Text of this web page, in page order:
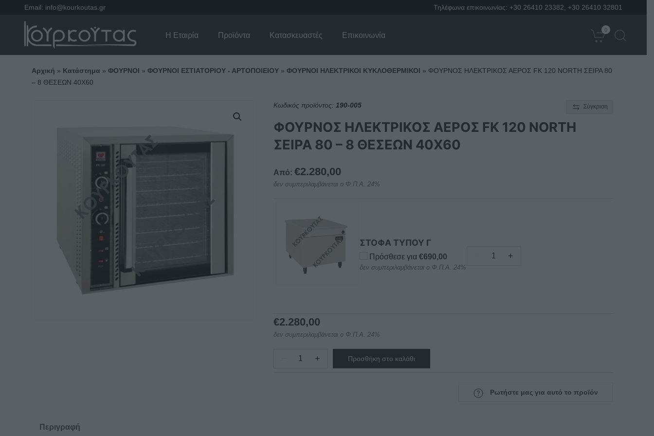
Email: info@kourkoutas.gr Τηλέφωνα επικοινωνίας: +30 26410 23382 +30 26410 32801
Η Εταιρία Προϊόντα Κατασκευαστές Επικοινωνία
0
Αρχική » Κατάστημα » ΦΟΥΡΝΟΙ » ΦΟΥΡΝΟΙ ΕΣΤΙΑΤΟΡΙΟΥ - ΑΡΤΟΠΟΙΕΙΟΥ» ΦΟΥΡΝΟΙ ΗΛΕΚΤΡΙΚΟΙ ΚΥΚΛΟΘΕΡΜΙΚΟΙ » ΦΟΥΡΝΟΣ ΗΛΕΚΤΡΙΚΟΣ ΑΕΡΟΣ FK 120 NORTH ΣΕΙΡΑ 80
– 8 ΘΕΣΕΩΝ 40Χ60
Κωδικός προϊόντος: 190-005 Σύγκριση
ΦΟΥΡΝΟΣ ΗΛΕΚΤΡΙΚΟΣ ΑΕΡΟΣ FK 120 NORTH
ΣΕΙΡΑ 80 – 8 ΘΕΣΕΩΝ 40Χ60
Από: €2.280,00
δεν συμπεριλαμβάνεται ο Φ.Π.Α. 24%
ΣΤΟΦΑ ΤΥΠΟΥ Γ
Πρόσθεσε για €690,00
δεν συμπεριλαμβάνεται ο Φ.Π.Α. 24%
ΣΤΟΦΑ
FD
+
€2.280,00
δεν συμπεριλαμβάνεται ο Φ.Π.Α. 24%
ΦΟΥΡΝΟΣ
+ Προσθήκη στο καλάθι
Ρωτήστε μας για αυτό το προϊόν
Περιγραφή